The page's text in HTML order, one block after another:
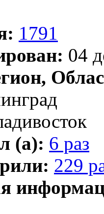
1791
04
(а): 6 раз
229